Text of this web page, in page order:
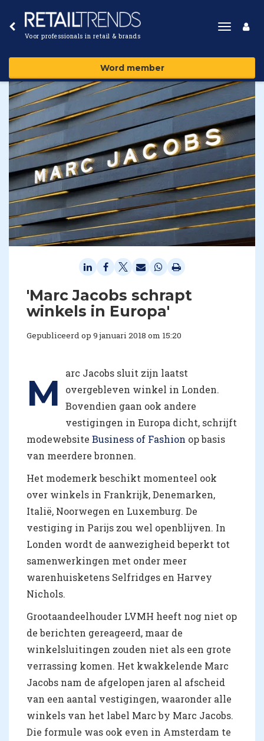
Voor professionals in retail & brands
Toggle
Word member
'Marc Jacobs schrapt
winkels in Europa'
Gepubliceerd op 9 januari 2018 om 15:20
M
arc Jacobs sluit zijn laatst
overgebleven winkel in Londen.
Bovendien gaan ook andere
vestigingen in Europa dicht, schrijft
modewebsite Business of Fashion op basis
van meerdere bronnen.
Het modemerk beschikt momenteel ook
over winkels in Frankrijk, Denemarken,
Italië, Noorwegen en Luxemburg. De
vestiging in Parijs zou wel openblijven. In
Londen wordt de aanwezigheid beperkt tot
samenwerkingen met onder meer
warenhuisketens Selfridges en Harvey
Nichols.
Grootaandeelhouder LVMH heeft nog niet op
de berichten gereageerd, maar de
winkelsluitingen zouden niet als een grote
verrassing komen. Het kwakkelende Marc
Jacobs nam de afgelopen jaren al afscheid
van een aantal vestigingen, waaronder alle
winkels van het label Marc by Marc Jacobs.
Die formule was ook even in Amsterdam te